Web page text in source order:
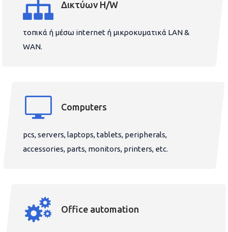
Δικτύων H/W
τοπικά ή μέσω internet ή μικροκυματικά LAN &
WAN.
Computers
pcs, servers, laptops, tablets, peripherals,
accessories, parts, monitors, printers, etc.
Office automation